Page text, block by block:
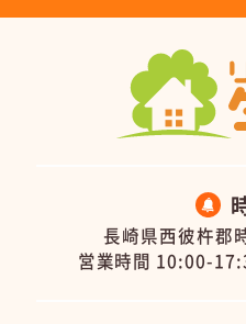
長崎県西彼杵郡
営業時間 10:00-